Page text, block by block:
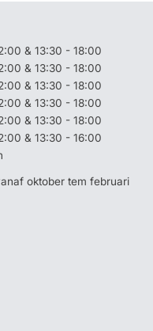
& 13:30 - 18:00
& 13:30 - 18:00
& 13:30 - 18:00
& 13:30 - 18:00
& 13:30 - 18:00
& 13:30 - 16:00
oktober tem februari